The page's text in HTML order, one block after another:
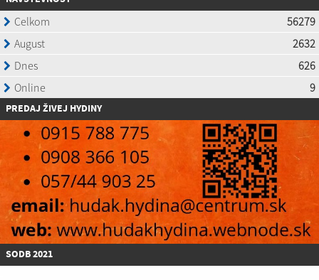
PREDAJ ŽIVEJ HYDINY
SODB 2021